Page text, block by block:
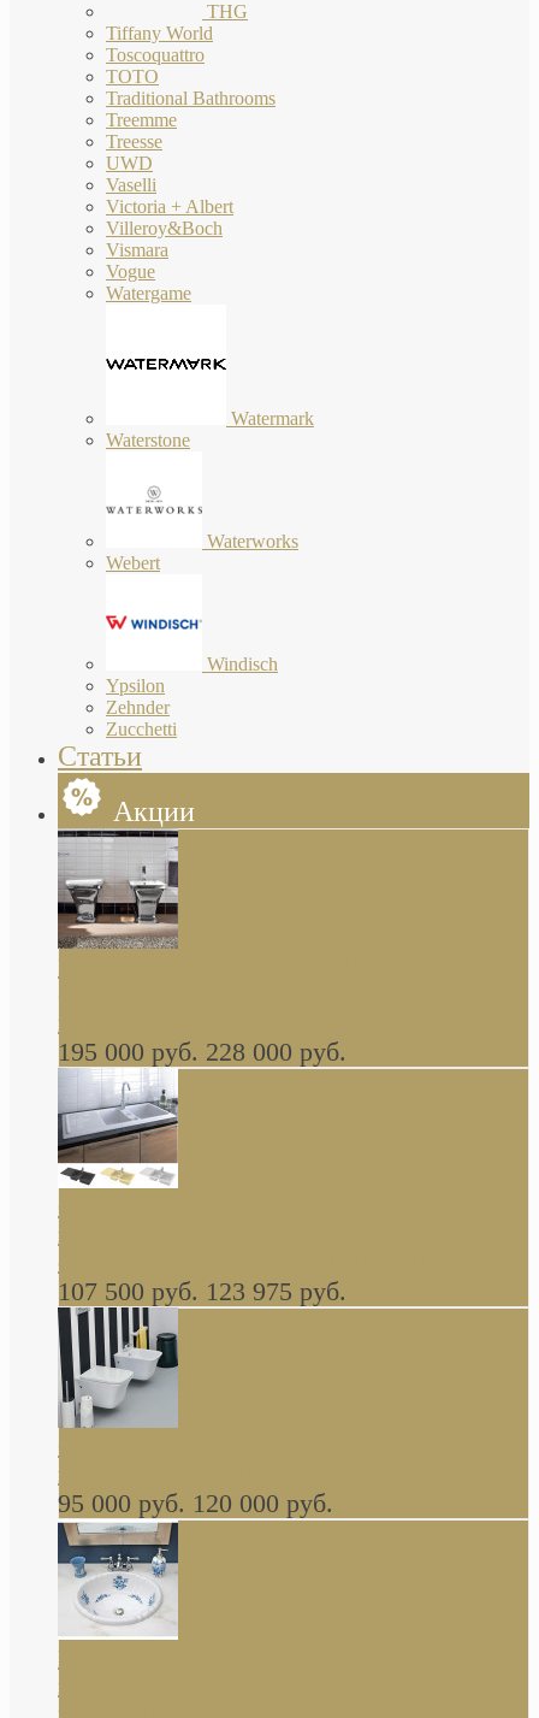
THG
Tiffany World
Toscoquattro
TOTO
Traditional Bathrooms
Treemme
Treesse
UWD
Vaselli
Victoria + Albert
Villeroy&Boch
Vismara
Vogue
Watergame
Watermark
Waterstone
Waterworks
Webert
Windisch
Ypsilon
Zehnder
Zucchetti
Статьи
Акции
Butterfly Scarabeo КОМПЛЕКТ санфаянса
глянцевая платина В НАЛИЧИИ
195 000 руб. 228 000 руб.
керамическая мойка 1160 x 510 мм белая,
серая, черная, бежевая В НАЛИЧИИ
107 500 руб. 123 975 руб.
навесное КОМПЛЕКТ
95 000 руб. 120 000 руб.
Decorated Bathroom раковина овальная
встраиваемая для ванной с рисунком синяя